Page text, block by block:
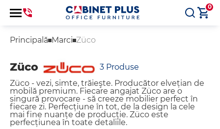
0
Principală Marci Züco
Züco 3 Produse
Züco - vezi, simte, trăieşte. Producător elvețian de
mobilă premium. Fiecare angajat Züco are o
singură provocare - să creeze mobilier perfect în
fiecare zi. Perfecțiune în tot, de la design la cele
mai fine nuanțe de producție. Züco este
perfecțiunea în toate detaliile.